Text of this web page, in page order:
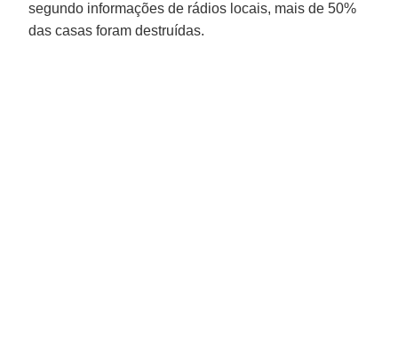
segundo informações de rádios locais, mais de 50%
das casas foram destruídas.